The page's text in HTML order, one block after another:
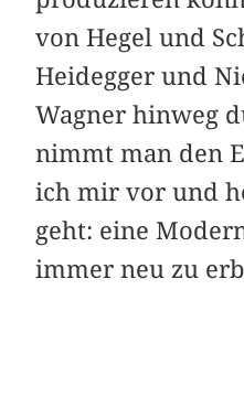
von Hegel und
Heidegger und
Wagner hinweg
nimmt man den
ich mir vor und
geht: eine
immer neu zu